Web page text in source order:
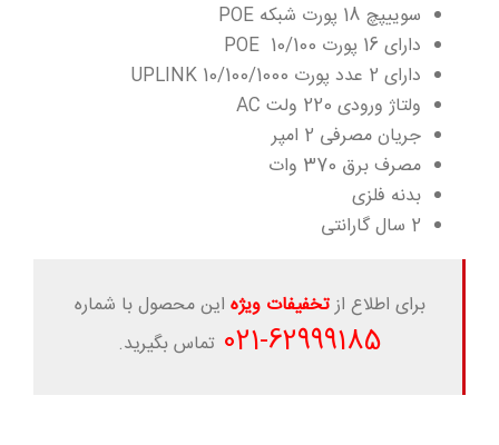
سوییپچ 18 پورت شبکه POE
دارای 16 پورت POE 10/100
دارای 2 عدد پورت 10/100/1000 UPLINK
ولتاژ ورودی 220 ولت AC
جریان مصرفی 2 امپر
مصرف برق 370 وات
بدنه فلزی
2 سال گارانتی
برای اطلاع ازتخفیفات ویژه این محصول با شماره
62999185
-021 تماس بگیرید.